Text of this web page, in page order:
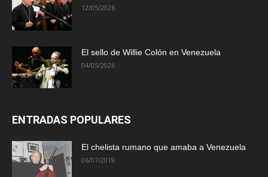
12/05/2026
El sello de Willie Colón en Venezuela
04/05/2026
ENTRADAS POPULARES
El chelista rumano que amaba a Venezuela
06/07/2019